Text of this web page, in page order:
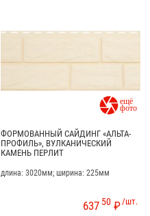

ФОРМОВАННЫЙ САЙДИНГ «АЛЬТА-
ПРОФИЛЬ», ВУЛКАНИЧЕСКИЙ
КАМЕНЬ ПЕРЛИТ
длина: 3020мм; ширина: 225мм
/шт.
637 50 ₽